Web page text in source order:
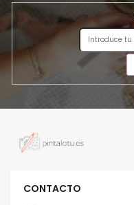
CONTACTO